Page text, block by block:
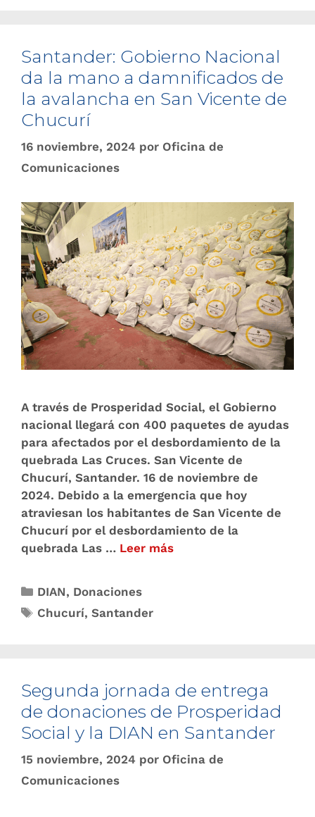
Santander: Gobierno Nacional
da la mano a damnificados de
la avalancha en San Vicente de
Chucurí
16 noviembre, 2024 por Oficina de
Comunicaciones
A través de Prosperidad Social, el Gobierno
nacional llegará con 400 paquetes de ayudas
para afectados por el desbordamiento de la
quebrada Las Cruces. San Vicente de
Chucurí, Santander. 16 de noviembre de
2024. Debido a la emergencia que hoy
atraviesan los habitantes de San Vicente de
Chucurí por el desbordamiento de la
quebrada Las … Leer más
DIAN, Donaciones
Chucurí,Santander
Segunda jornada de entrega
de donaciones de Prosperidad
Social y la DIAN en Santander
15 noviembre, 2024 por Oficina de
Comunicaciones